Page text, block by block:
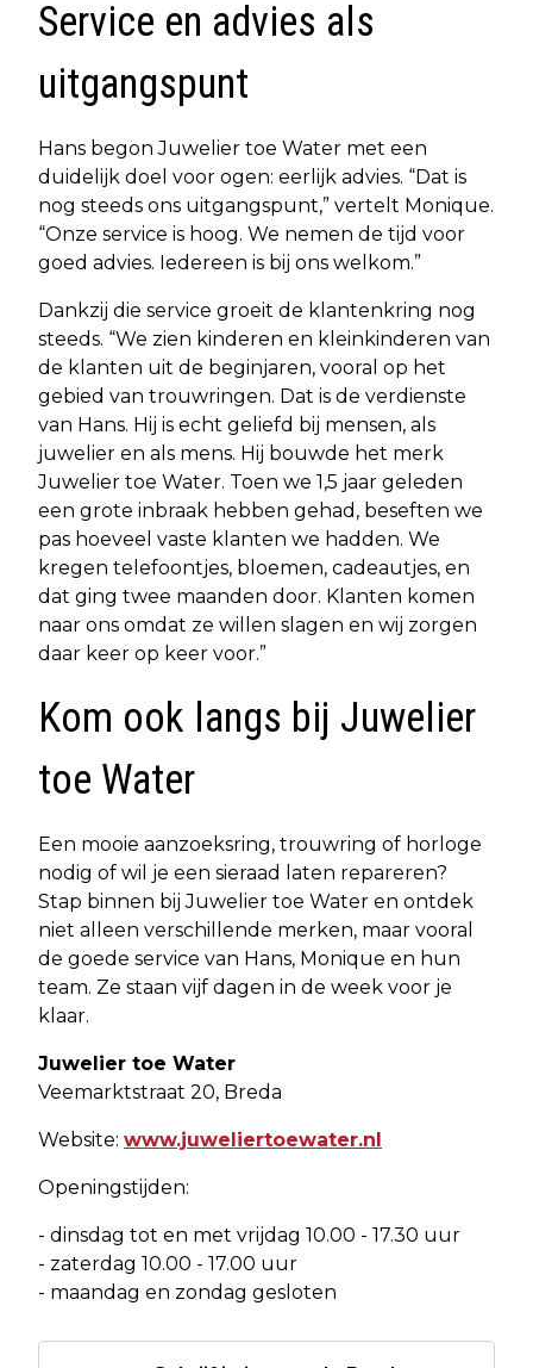
Service en advies als
uitgangspunt
Hans begon Juwelier toe Water met een
duidelijk doel voor ogen: eerlijk advies. “Dat is
nog steeds ons uitgangspunt,” vertelt Monique.
“Onze service is hoog. We nemen de tijd voor
goed advies. Iedereen is bij ons welkom.”
Dankzij die service groeit de klantenkring nog
steeds. “We zien kinderen en kleinkinderen van
de klanten uit de beginjaren, vooral op het
gebied van trouwringen. Dat is de verdienste
van Hans. Hij is echt geliefd bij mensen, als
juwelier en als mens. Hij bouwde het merk
Juwelier toe Water. Toen we 1,5 jaar geleden
een grote inbraak hebben gehad, beseften we
pas hoeveel vaste klanten we hadden. We
kregen telefoontjes, bloemen, cadeautjes, en
dat ging twee maanden door. Klanten komen
naar ons omdat ze willen slagen en wij zorgen
daar keer op keer voor.”
Kom ook langs bij Juwelier
toe Water
Een mooie aanzoeksring, trouwring of horloge
nodig of wil je een sieraad laten repareren?
Stap binnen bij Juwelier toe Water en ontdek
niet alleen verschillende merken, maar vooral
de goede service van Hans, Monique en hun
team. Ze staan vijf dagen in de week voor je
klaar.
Juwelier toe Water
Veemarktstraat 20, Breda
Website: www.juweliertoewater.nl
Openingstijden:
- dinsdag tot en met vrijdag 10.00 - 17.30 uur
- zaterdag 10.00 - 17.00 uur
- maandag en zondag gesloten